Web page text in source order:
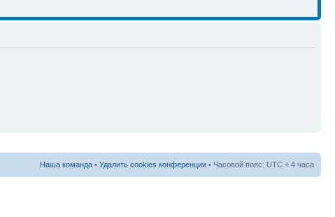
Наша команда • Удалить cookies конференции • Часовой пояс: UTC + 4 часа